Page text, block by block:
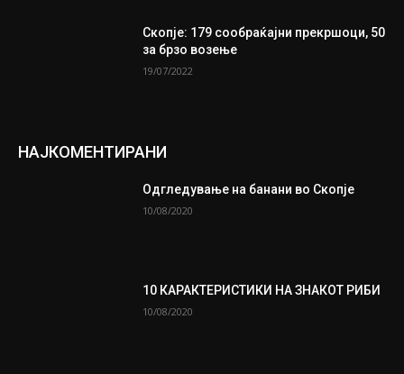
Скопје: 179 сообраќајни прекршоци, 50
за брзо возење
19/07/2022
НАЈКОМЕНТИРАНИ
Одгледување на банани во Скопје
10/08/2020
10 КАРАКТЕРИСТИКИ НА ЗНАКОТ РИБИ
10/08/2020